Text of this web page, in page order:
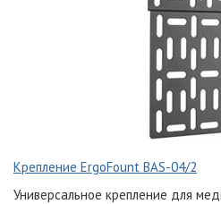
Крепление ErgoFount BAS-04/2
Универсальное крепление для